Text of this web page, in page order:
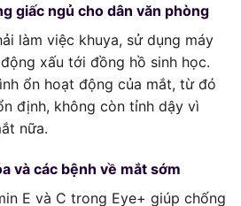
giấc ngủ cho dân văn phòng
làm việc khuya, sử dụng máy
xấu tới đồng hồ sinh học.
ổn hoạt động của mắt, từ đó
định, không còn tỉnh dậy vì
nữa.
và các bệnh về mắt sớm
E và C trong Eye+ giúp chống